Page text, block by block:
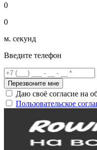
0
0
м. секунд
Введите телефон
Перезвоните мне
Даю своё согласие на
Пользовательское